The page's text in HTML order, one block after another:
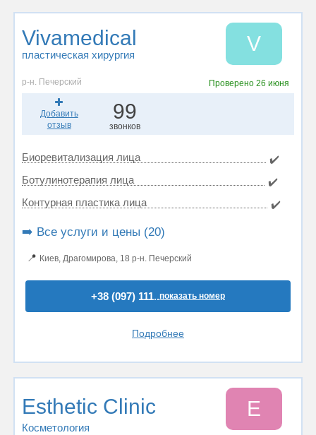
Vivamedical
пластическая хирургия V
р-н. Печерский Проверено 26 июня
Добавить
отзыв
99
звонков
Биоревитализация лица
✔️
Ботулинотерапия лица
✔️
Контурная пластика лица
✔️
➡️ Все услуги и цены (20)
📍 Киев, Драгомирова, 18 р-н. Печерский
+38 (097) 111..показать номер
Подробнее
Esthetic Сlinic
Косметология
E